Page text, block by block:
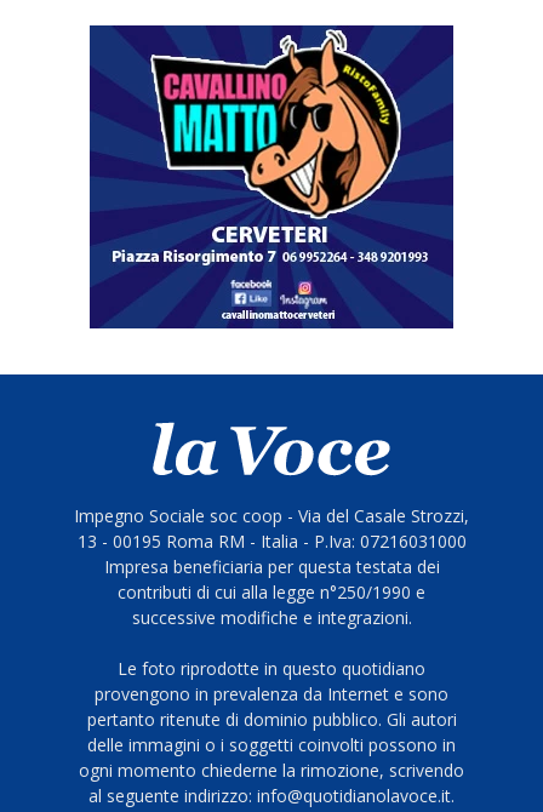
Impegno Sociale soc coop - Via del Casale Strozzi,
13 - 00195 Roma RM - Italia - P.Iva: 07216031000
Impresa beneficiaria per questa testata dei
contributi di cui alla legge n°250/1990 e
successive modifiche e integrazioni.
Le foto riprodotte in questo quotidiano
provengono in prevalenza da Internet e sono
pertanto ritenute di dominio pubblico. Gli autori
delle immagini o i soggetti coinvolti possono in
ogni momento chiederne la rimozione, scrivendo
al seguente indirizzo: info@quotidianolavoce.it.